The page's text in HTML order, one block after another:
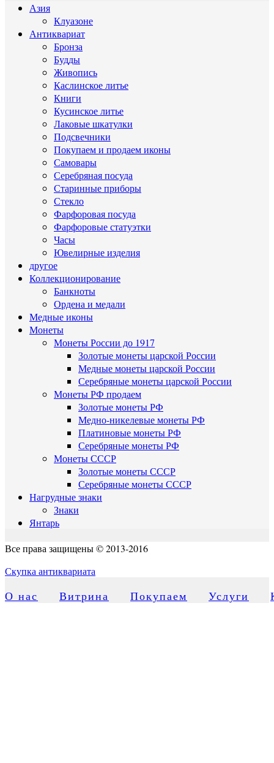
Азия
Клуазоне
Антиквариат
Бронза
Будды
Живопись
Каслинское литье
Книги
Кусинское литье
Лаковые шкатулки
Подсвечники
Покупаем и продаем иконы
Самовары
Серебряная посуда
Старинные приборы
Стекло
Фарфоровая посуда
Фарфоровые статуэтки
Часы
Ювелирные изделия
другое
Коллекционирование
Банкноты
Ордена и медали
Медные иконы
Монеты
Монеты России до 1917
Золотые монеты царской России
Медные монеты царской России
Серебряные монеты царской России
Монеты РФ продаем
Золотые монеты РФ
Медно-никелевые монеты РФ
Платиновые монеты РФ
Серебряные монеты РФ
Монеты СССР
Золотые монеты СССР
Серебряные монеты СССР
Нагрудные знаки
Знаки
Янтарь
Все права защищены © 2013-2016
Скупка антиквариата
О нас Витрина Покупаем Услуги